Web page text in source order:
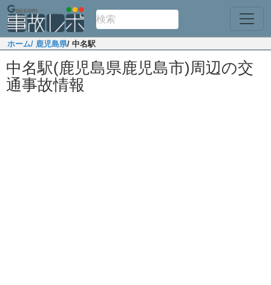
ホーム/ 鹿児島県/ 中名駅
中名駅(鹿児島県鹿児島市)周辺の交
通事故情報